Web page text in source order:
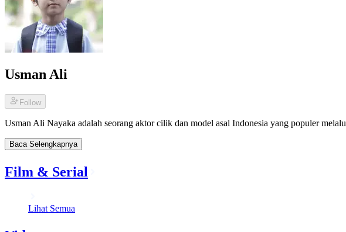
Usman Ali
Follow
Usman Ali Nayaka adalah seorang aktor cilik dan model asal Indonesia yang populer
Baca Selengkapnya
Film & Serial
Lihat Semua